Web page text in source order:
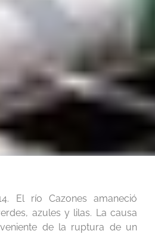
El río Cazones amaneció
azules y lilas. La causa
de la ruptura de un